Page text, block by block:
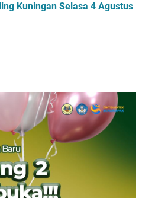
Kuningan Selasa 4 Agustus